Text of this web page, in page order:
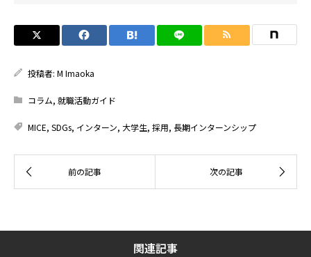
投稿者: M Imaoka
コラム, 就職活動ガイド
MICE, SDGs, インターン, 大学生, 採用, 長期インターンシップ
関連記事